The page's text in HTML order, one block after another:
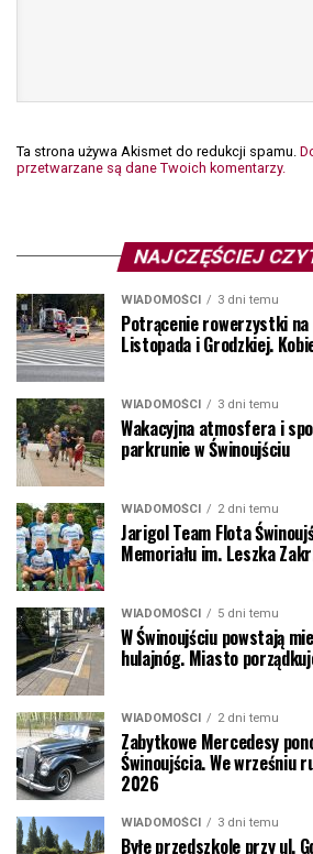
Ta strona używa Akismet do redukcji spamu.
przetwarzane są dane Twoich komentarzy.
NAJCZĘŚCIEJ
WIADOMOŚCI 3 dni temu
Potrącenie rowerzystki na
Listopada i Grodzkiej.
WIADOMOŚCI 3 dni temu
Wakacyjna atmosfera i
parkrunie w Świnoujściu
WIADOMOŚCI 2 dni temu
Jarigol Team Flota
Memoriału im. Leszka
WIADOMOŚCI 5 dni temu
W Świnoujściu powstają
hulajnóg. Miasto
WIADOMOŚCI 2 dni temu
Zabytkowe Mercedesy
Świnoujścia. We wrześniu
2026
WIADOMOŚCI 3 dni temu
Byłe przedszkole przy ul.